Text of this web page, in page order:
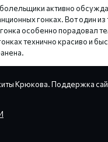
болельщики активно
гонках. Вот один
особенно порадовал
технично красиво и
Крюкова. Поддержка